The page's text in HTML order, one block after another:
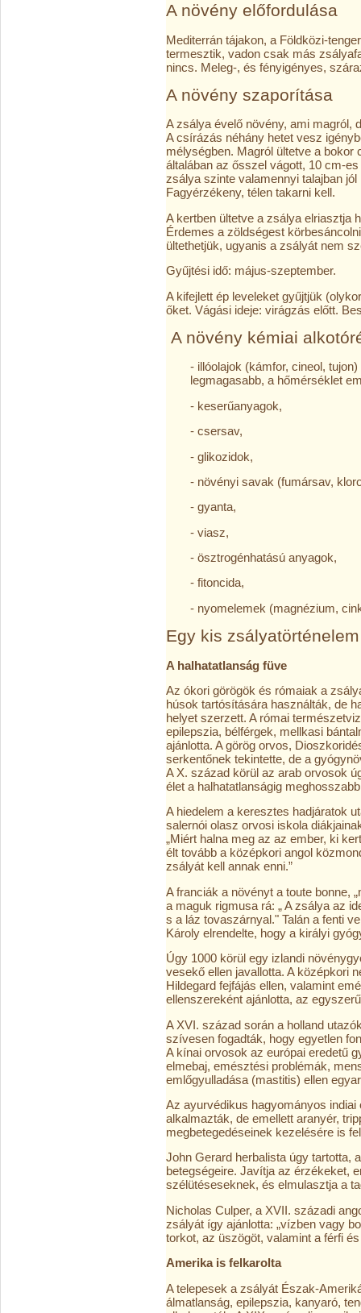
A növény előfordulása
Mediterrán tájakon, a Földközi-
termesztik, vadon csak más
nincs. Meleg-, és fényigényes,
A növény szaporítása
A zsálya évelő növény, ami magról,
A csírázás néhány hetet vesz
mélységben. Magról ültetve a bokor
általában az ősszel vágott, 10 cm-
zsálya szinte valamennyi talajban
Fagyérzékeny, télen takarni kell.
A kertben ültetve a zsálya elriasztja
Érdemes a zöldségest
ültethetjük, ugyanis a zsályát nem
Gyűjtési idő: május-szeptember.
A kifejlett ép leveleket gyűjtjük
őket. Vágási ideje: virágzás előtt.
A növény kémiai
- illóolajok (kámfor, cineol,
legmagasabb, a hőmérséklet
- keserűanyagok,
- csersav,
- glikozidok,
- növényi savak (fumársav,
- gyanta,
- viasz,
- ösztrogénhatású anyagok,
- fitoncida,
- nyomelemek (magnézium,
Egy kis zsályatörténelem
A halhatatlanság füve
Az ókori görögök és rómaiak a
húsok tartósítására használták, de
helyet szerzett. A római
epilepszia, bélférgek, mellkasi
ajánlotta. A görög orvos,
serkentőnek tekintette, de a
A X. század körül az arab orvosok
élet a halhatatlanságig
A hiedelem a keresztes hadjáratok
salernói olasz orvosi iskola
„Miért halna meg az az ember, ki
élt tovább a középkori angol
zsályát kell annak enni.”
A franciák a növényt a toute bonne,
a maguk rigmusa rá: „ A zsálya az
s a láz tovaszárnyal." Talán a fenti
Károly elrendelte, hogy a királyi
Úgy 1000 körül egy izlandi
vesekő ellen javallotta. A középkori
Hildegard fejfájás ellen, valamint
ellenszereként ajánlotta, az
A XVI. század során a holland
szívesen fogadták, hogy egyetlen
A kínai orvosok az európai eredetű
elmebaj, emésztési problémák,
emlőgyulladása (mastitis) ellen
Az ayurvédikus hagyományos
alkalmazták, de emellett aranyér,
megbetegedéseinek kezelésére is
John Gerard herbalista úgy tartotta,
betegségeire. Javítja az érzékeket,
szélütéseseknek, és elmulasztja a
Nicholas Culper, a XVII. századi
zsályát így ajánlotta: „vízben vagy
torkot, az üszögöt, valamint a férfi
Amerika is felkarolta
A telepesek a zsályát Észak-
álmatlanság, epilepszia, kanyaró,